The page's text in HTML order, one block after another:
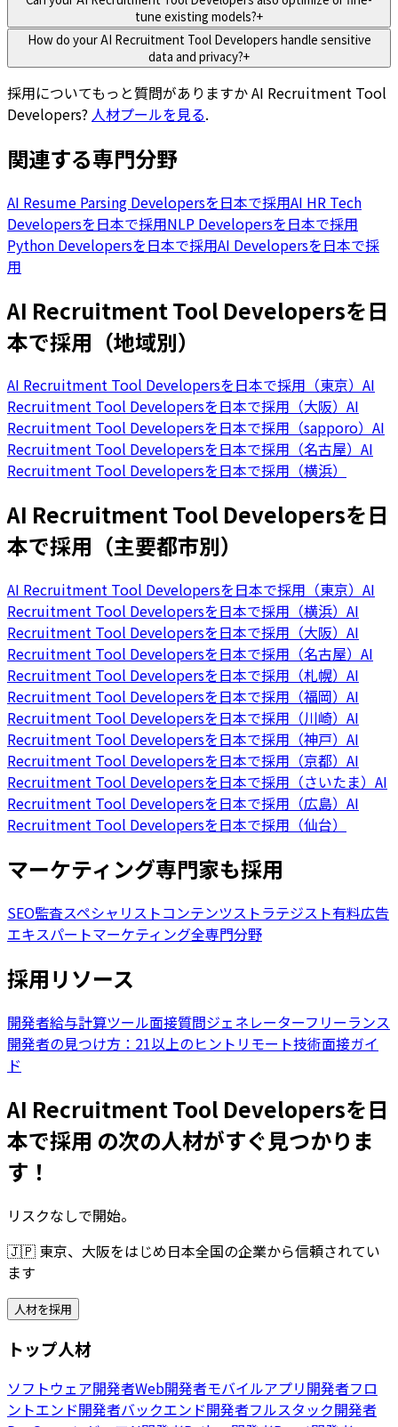
tune existing models?+
How do your AI Recruitment Tool Developers handle sensitive
data and privacy?+
採用についてもっと質問がありますかAI Recruitment Tool
Developers? 人材プールを見る.
関連する専門分野
AI Resume Parsing Developersを日本で採用AI HR Tech
Developersを日本で採用NLP Developersを日本で採用
Python Developersを日本で採用AI Developersを日本で採
用
AI Recruitment Tool Developersを日
本で採用（地域別）
AI Recruitment Tool Developersを日本で採用（東京） AI
Recruitment Tool Developersを日本で採用（大阪） AI
Recruitment Tool Developersを日本で採用（sapporo） AI
Recruitment Tool Developersを日本で採用（名古屋） AI
Recruitment Tool Developersを日本で採用（横浜）
AI Recruitment Tool Developersを日
本で採用（主要都市別）
AI Recruitment Tool Developersを日本で採用（東京） AI
Recruitment Tool Developersを日本で採用（横浜） AI
Recruitment Tool Developersを日本で採用（大阪） AI
Recruitment Tool Developersを日本で採用（名古屋） AI
Recruitment Tool Developersを日本で採用（札幌） AI
Recruitment Tool Developersを日本で採用（福岡） AI
Recruitment Tool Developersを日本で採用（川崎） AI
Recruitment Tool Developersを日本で採用（神戸） AI
Recruitment Tool Developersを日本で採用（京都） AI
Recruitment Tool Developersを日本で採用（さいたま） AI
Recruitment Tool Developersを日本で採用（広島） AI
Recruitment Tool Developersを日本で採用（仙台）
マーケティング専門家も採用
SEO監査スペシャリストコンテンツストラテジスト有料広告
エキスパートマーケティング全専門分野
採用リソース
開発者給与計算ツール面接質問ジェネレーターフリーランス
開発者の見つけ方：21以上のヒント リモート技術面接ガイ
ド
AI Recruitment Tool Developersを日
本で採用 の次の人材がすぐ見つかりま
す！
リスクなしで開始。
🇯🇵 東京、大阪をはじめ日本全国の企業から信頼されてい
ます
人材を採用
トップ人材
ソフトウェア開発者Web開発者モバイルアプリ開発者フロ
ントエンド開発者バックエンド開発者フルスタック開発者